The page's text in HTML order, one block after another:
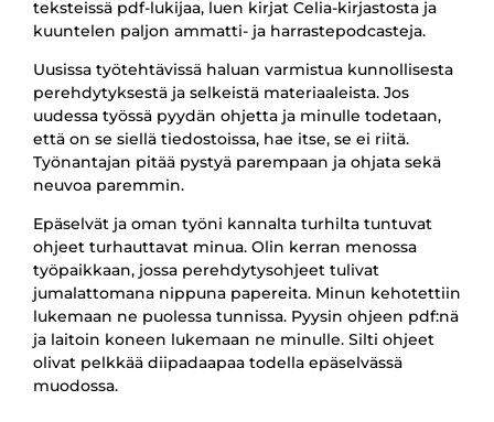
teksteissä pdf-lukijaa, luen kirjat Celia-kirjastosta ja
kuuntelen paljon ammatti- ja harrastepodcasteja.
Uusissa työtehtävissä haluan varmistua kunnollisesta
perehdytyksestä ja selkeistä materiaaleista. Jos
uudessa työssä pyydän ohjetta ja minulle todetaan,
että on se siellä tiedostoissa, hae itse, se ei riitä.
Työnantajan pitää pystyä parempaan ja ohjata sekä
neuvoa paremmin.
Epäselvät ja oman työni kannalta turhilta tuntuvat
ohjeet turhauttavat minua. Olin kerran menossa
työpaikkaan, jossa perehdytysohjeet tulivat
jumalattomana nippuna papereita. Minun kehotettiin
lukemaan ne puolessa tunnissa. Pyysin ohjeen pdf:nä
ja laitoin koneen lukemaan ne minulle. Silti ohjeet
olivat pelkkää diipadaapaa todella epäselvässä
muodossa.